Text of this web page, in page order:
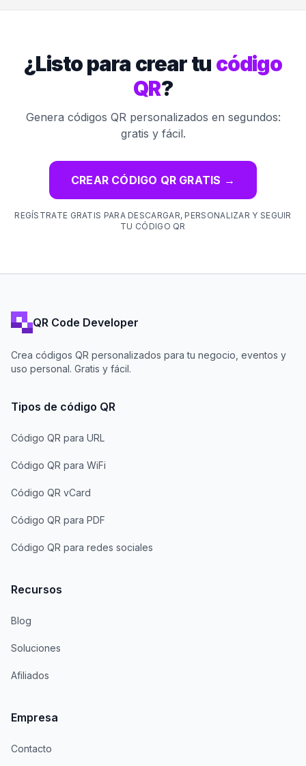
¿Listo para crear tu código
QR?
Genera códigos QR personalizados en segundos:
gratis y fácil.
CREAR CÓDIGO QR GRATIS →
REGÍSTRATE GRATIS PARA DESCARGAR, PERSONALIZAR Y SEGUIR
TU CÓDIGO QR
QR Code Developer
Crea códigos QR personalizados para tu negocio, eventos y
uso personal. Gratis y fácil.
Tipos de código QR
Código QR para URL
Código QR para WiFi
Código QR vCard
Código QR para PDF
Código QR para redes sociales
Recursos
Blog
Soluciones
Afiliados
Empresa
Contacto